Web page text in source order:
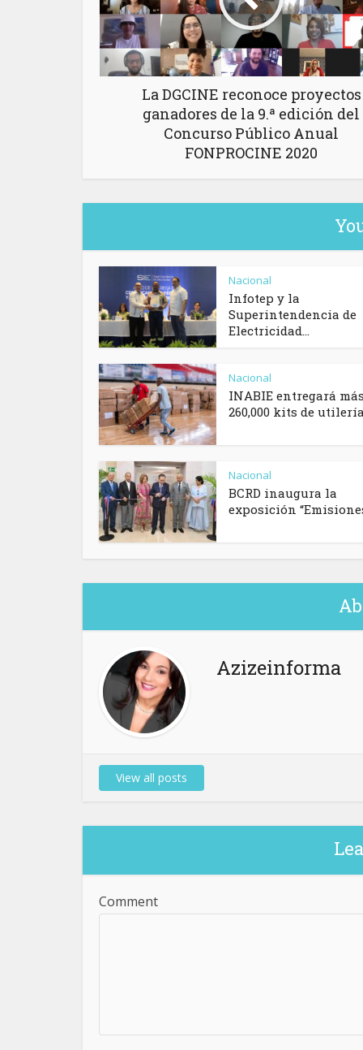
La DGCINE reconoce proyectos
ganadores de la 9.ª edición del
Concurso Público Anual
FONPROCINE 2020
Nacional
Infotep y la
Superintendencia de
Electricidad...
Nacional
INABIE entregará
260,000 kits de
Nacional
BCRD inaugura la
exposición
Azizeinforma
View all posts
Comment